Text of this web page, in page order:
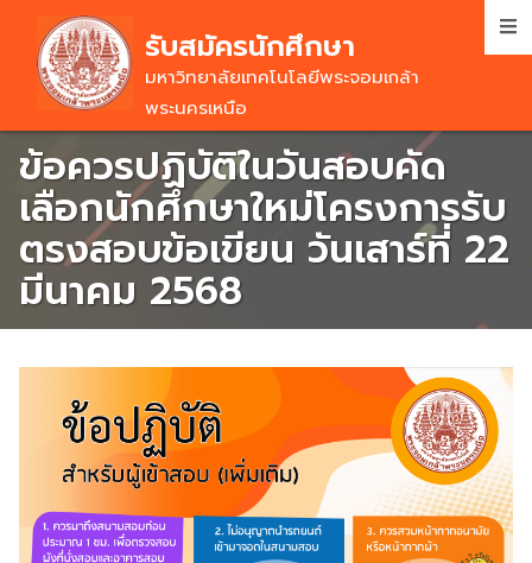
main
content
รับสมัครนักศึกษา
มหาวิทยาลัยเทคโนโลยีพระจอมเกล้า
พระนครเหนือ
ข้อควรปฏิบัติในวันสอบคัด
เลือกนักศึกษาใหม่โครงการรับ
ตรงสอบข้อเขียน วันเสาร์ที่ 22
มีนาคม 2568